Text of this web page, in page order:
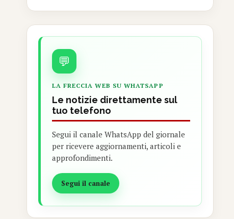
💬
LA FRECCIA WEB SU WHATSAPP
Le notizie direttamente sul
tuo telefono
Segui il canale WhatsApp del giornale
per ricevere aggiornamenti, articoli e
approfondimenti.
Segui il canale